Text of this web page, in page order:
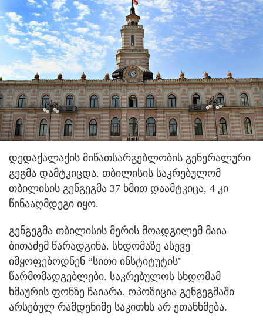
დედაქალაქის მიწათსარგებლობის გენერალური
გეგმა დამტკიცდა. თბილისის საკრებულომ
თბილისის გენგეგმა 37 ხმით დაამტკიცა, 4 კი
წინააღმდეგი იყო.
გენგეგმა თბილისის მერის მოადგილემ მაია
ბითაძემ წარადგინა. სხდომაზე ასევე
იმყოფებოდნენ “სითი ინსტიტუტის"
წარმომადგებლები. საკრებულოს სხდომამ
ხმაურის ფონზე ჩაიარა. ოპოზიცია გენგეგმაში
არსებულ რამდენიმე საკითხს არ ეთანხმება.